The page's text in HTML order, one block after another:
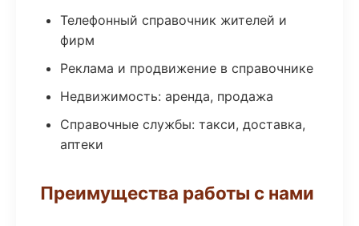
Телефонный справочник жителей и
фирм
Реклама и продвижение в справочнике
Недвижимость: аренда, продажа
Справочные службы: такси, доставка,
аптеки
Преимущества работы с нами